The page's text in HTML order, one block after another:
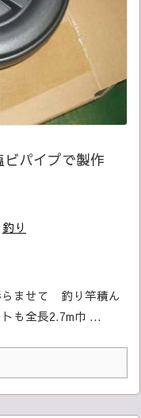
ビパイプで製作
釣り
らませて 釣り竿積ん
も全長2.7m巾 ...